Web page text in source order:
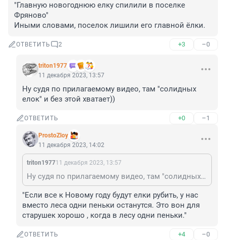
"Главную новогоднюю елку спилили в поселке
Фряново"
Иными словами, поселок лишили его главной ёлки.
ОТВЕТИТЬ 2 +3 –0
triton1977
11 декабря 2023, 13:57
Ну судя по прилагаемому видео, там "солидных
елок" и без этой хватает))
ОТВЕТИТЬ +0 –1
ProstoZloy
11 декабря 2023, 14:02
triton197711 декабря 2023, 13:57
Ну судя по прилагаемому видео, там "солидных елок" и без этой хватает))
"Если все к Новому году будут елки рубить, у нас
вместо леса одни пеньки останутся. Это вон для
старушек хорошо , когда в лесу одни пеньки."
ОТВЕТИТЬ +4 –0